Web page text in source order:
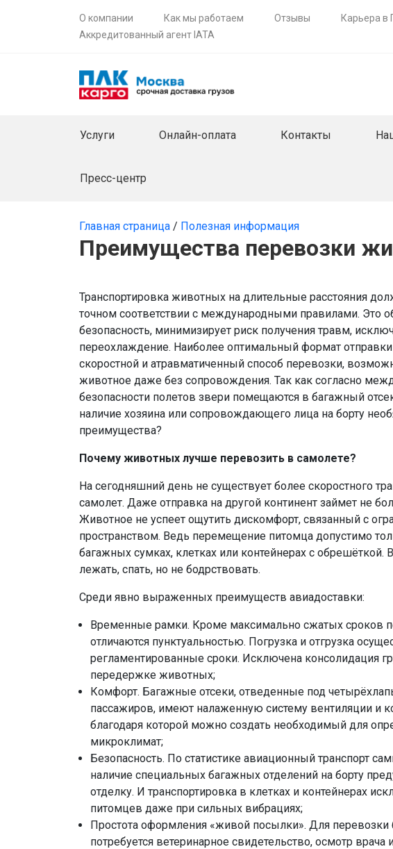
О компании Как мы работаем Отзывы Карьера в
Аккредитованный агент IATA
Услуги Онлайн-оплата Контакты
Пресс-центр
Главная страница / Полезная информация
Преимущества перевозки
Транспортировка животных на длительные расстояния
точном соответствии с международными правилами. Это
безопасность, минимизирует риск получения травм,
переохлаждение. Наиболее оптимальный формат
скоростной и атравматиченный способ перевозки,
животное даже без сопровождения. Так как согласно
безопасности полетов звери помещаются в багажный
наличие хозяина или сопровождающего лица на борту
преимущества?
Почему животных лучше перевозить в самолете?
На сегодняшний день не существует более скоростного
самолет. Даже отправка на другой континент займет не
Животное не успеет ощутить дискомфорт, связанный с
пространством. Ведь перемещение питомца допустимо
багажных сумках, клетках или контейнерах с обрешёткой.
лежать, спать, но не бодрствовать.
Среди явно выраженных преимуществ авиадоставки:
Временные рамки. Кроме максимально сжатых сроков
отличаются пунктуальностью. Погрузка и отгрузка
регламентированные сроки. Исключена консолидация
передержке животных;
Комфорт. Багажные отсеки, отведенные под
пассажиров, имеют налаженную систему вентиляции и
благодаря которой можно создать необходимый для
микроклимат;
Безопасность. По статистике авиационный транспорт
наличие специальных багажных отделений на борту
отделку. И транспортировка в клетках и контейнерах
питомцев даже при сильных вибрациях;
Простота оформления «живой посылки». Для
потребуется ветеринарное свидетельство, осмотр